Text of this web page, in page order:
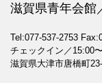
滋賀県青年会館
Tel:077-537-2753
チェックイン／15:00
滋賀県大津市唐橋町